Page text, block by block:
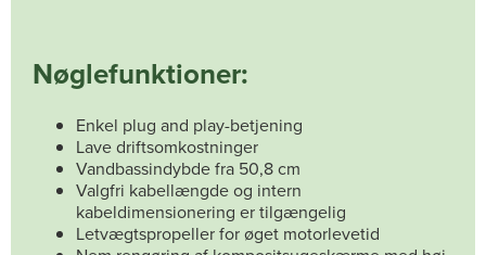
Nøglefunktioner:
Enkel plug and play-betjening
Lave driftsomkostninger
Vandbassindybde fra 50,8 cm
Valgfri kabellængde og intern
kabeldimensionering er tilgængelig
Letvægtspropeller for øget motorlevetid